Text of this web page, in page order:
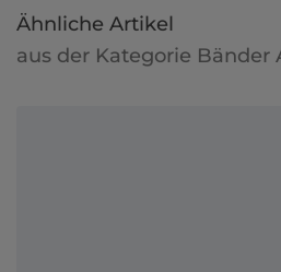
Ähnliche Artikel
aus der Kategorie Bänder